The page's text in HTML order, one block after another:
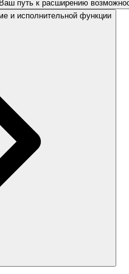
путь к расширению
и исполнительной функции